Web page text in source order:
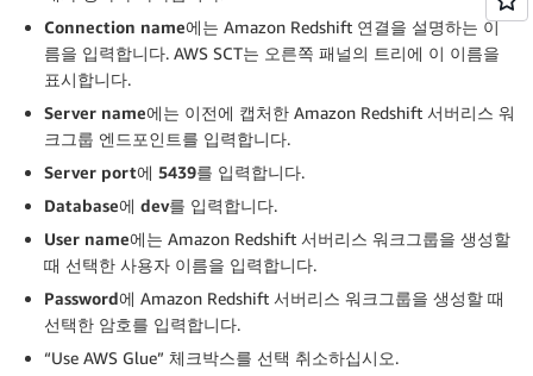
Connection name에는 Amazon Redshift 연결을 설명하는 이
름을 입력합니다. AWS SCT는 오른쪽 패널의 트리에 이 이름을
표시합니다.
Server name에는 이전에 캡처한 Amazon Redshift 서버리스 워
크그룹 엔드포인트를 입력합니다.
Server port에 5439를 입력합니다.
Database에 dev를 입력합니다.
User name에는 Amazon Redshift 서버리스 워크그룹을 생성할
때 선택한 사용자 이름을 입력합니다.
Password에 Amazon Redshift 서버리스 워크그룹을 생성할 때
선택한 암호를 입력합니다.
“Use AWS Glue” 체크박스를 선택 취소하십시오.